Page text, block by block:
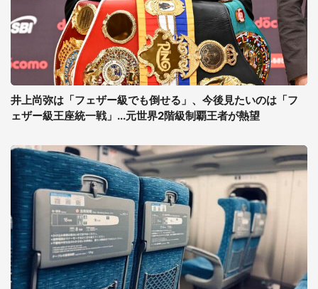
井上尚弥は「フェザー級でも倒せる」、今後見たいのは「フ
ェザー級王座統一戦」...元世界2階級制覇王者が熱望